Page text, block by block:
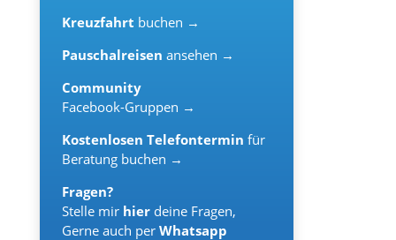
Kreuzfahrt buchen →
Pauschalreisen ansehen →
Community
Facebook-Gruppen →
Kostenlosen Telefontermin für
Beratung buchen →
Fragen?
Stelle mir hier deine Fragen,
Gerne auch per Whatsapp